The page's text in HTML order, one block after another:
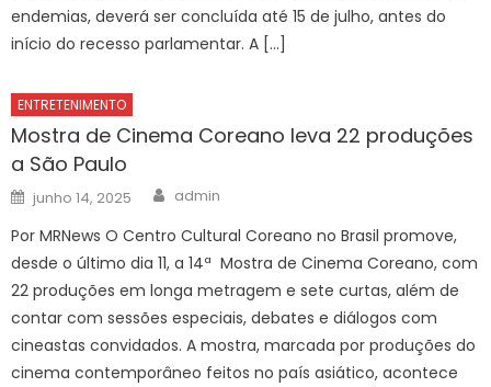
endemias, deverá ser concluída até 15 de julho, antes do
início do recesso parlamentar. A […]
ENTRETENIMENTO
Mostra de Cinema Coreano leva 22 produções
a São Paulo
Posted
on
junho 14, 2025 Author
admin
Por MRNews O Centro Cultural Coreano no Brasil promove,
desde o último dia 11, a 14ª Mostra de Cinema Coreano, com
22 produções em longa metragem e sete curtas, além de
contar com sessões especiais, debates e diálogos com
cineastas convidados. A mostra, marcada por produções do
cinema contemporâneo feitos no país asiático, acontece